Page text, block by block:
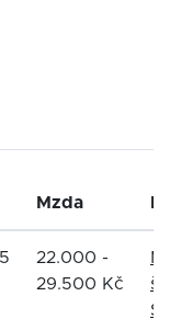
Mzda
22.000 -
29.500 Kč